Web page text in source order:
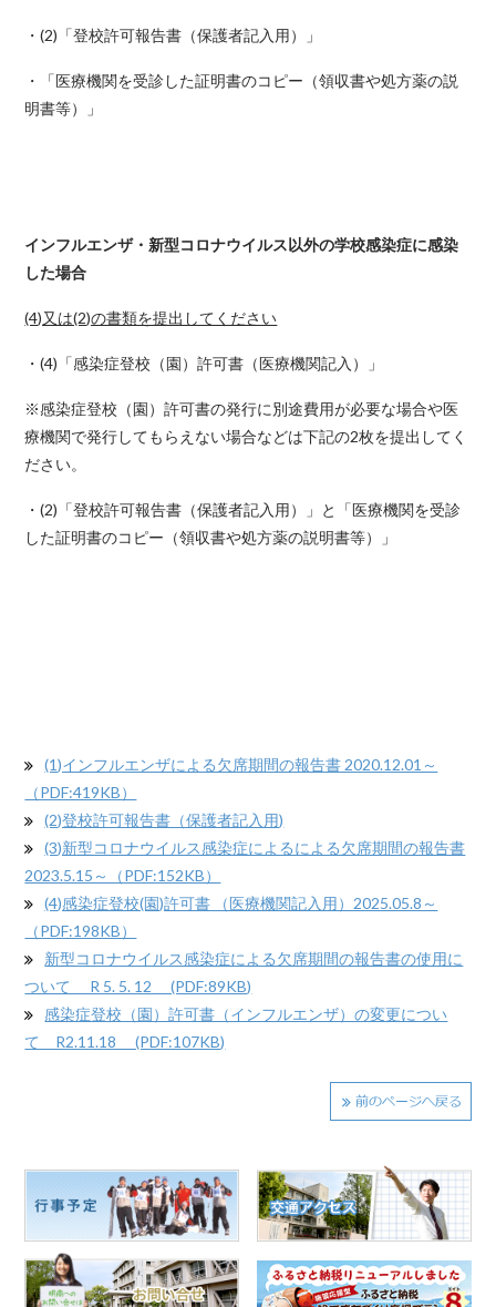
・(2)「登校許可報告書（保護者記入用）」
・「医療機関を受診した証明書のコピー（領収書や処方薬の説
明書等）」
インフルエンザ・新型コロナウイルス以外の学校感染症に感染
した場合
(4)又は(2)の書類を提出してください
・(4)「感染症登校（園）許可書（医療機関記入）」
※感染症登校（園）許可書の発行に別途費用が必要な場合や医
療機関で発行してもらえない場合などは下記の2枚を提出してく
ださい。
・(2)「登校許可報告書（保護者記入用）」と「医療機関を受診
した証明書のコピー（領収書や処方薬の説明書等）」
(1)インフルエンザによる欠席期間の報告書 2020.12.01～
（PDF:419KB）
(2)登校許可報告書（保護者記入用)
(3)新型コロナウイルス感染症によるによる欠席期間の報告書
2023.5.15～（PDF:152KB）
(4)感染症登校(園)許可書 （医療機関記入用）2025.05.8～
（PDF:198KB）
新型コロナウイルス感染症による欠席期間の報告書の使用に
ついて R 5. 5. 12 (PDF:89KB)
感染症登校（園）許可書（インフルエンザ）の変更につい
て R2.11.18 (PDF:107KB)